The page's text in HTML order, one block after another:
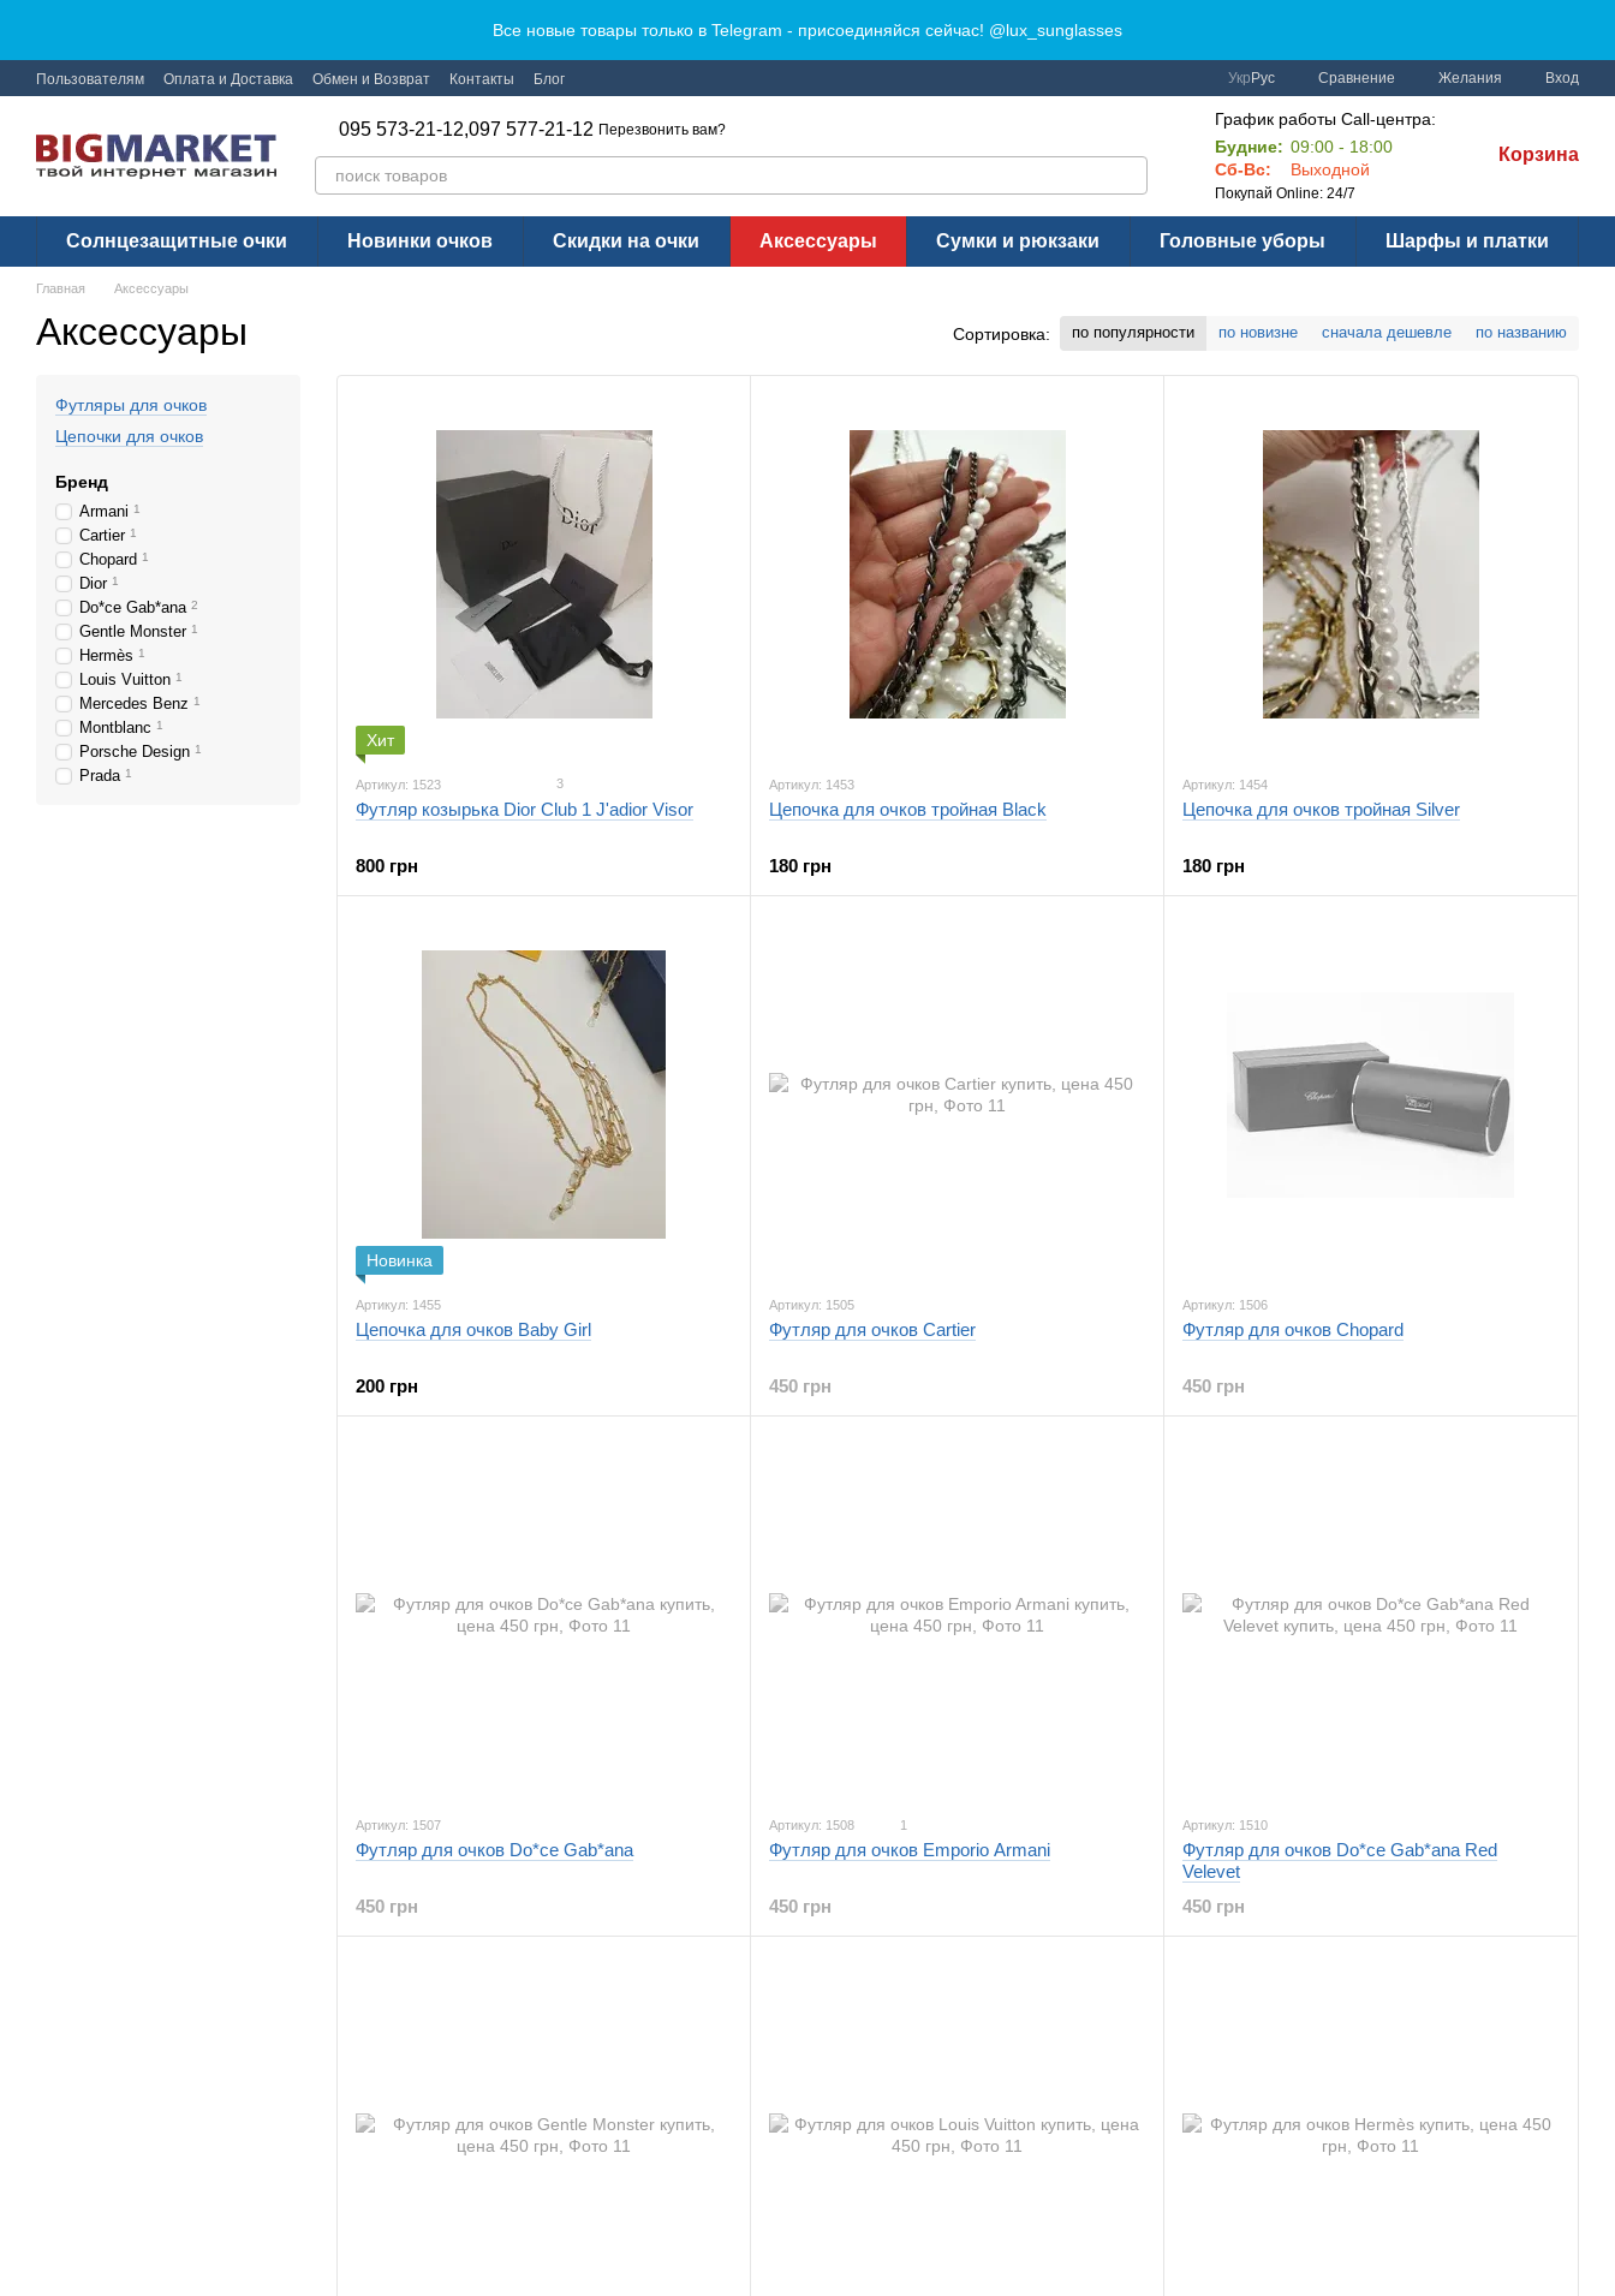
Все новые товары только в Telegram - присоединяйся сейчас! @lux_sunglasses
Пользователям Оплата и Доставка Обмен и Возврат Контакты Блог Укр Рус Сравнение Желания Вход
095 573-21-12,097 577-21-12 Перезвонить вам?
График работы Call-центра:
Будние: 09:00 - 18:00
Сб-Вс:
Выходной
Покупай Online: 24/7
Корзина
Солнцезащитные очки Новинки очков Скидки на очки Аксессуары Сумки и рюкзаки Головные уборы Шарфы и платки
Главная Аксессуары
Аксессуары Сортировка: по популярности по новизне сначала дешевле по названию
Хит
Артикул: 1523 3
Футляр козырька Dior Club 1 J'adior Visor
800 грн
Артикул: 1453
Цепочка для очков тройная Black
180 грн
Артикул: 1454
Цепочка для очков тройная Silver
180 грн
Новинка
Артикул: 1455
Цепочка для очков Baby Girl
200 грн
Артикул: 1505
Футляр для очков Cartier
450 грн
Артикул: 1506
Футляр для очков Chopard
450 грн
Артикул: 1507
Футляр для очков Do*ce Gab*ana
450 грн
Артикул: 1508 1
Футляр для очков Emporio Armani
450 грн
Артикул: 1510
Футляр для очков Do*ce Gab*ana Red
Velevet
450 грн
Футляры для очков
Цепочки для очков
Бренд
Armani 1
Cartier 1
Chopard 1
Dior 1
Do*ce Gab*ana 2
Gentle Monster 1
Hermès 1
Louis Vuitton 1
Mercedes Benz 1
Montblanc 1
Porsche Design 1
Prada 1